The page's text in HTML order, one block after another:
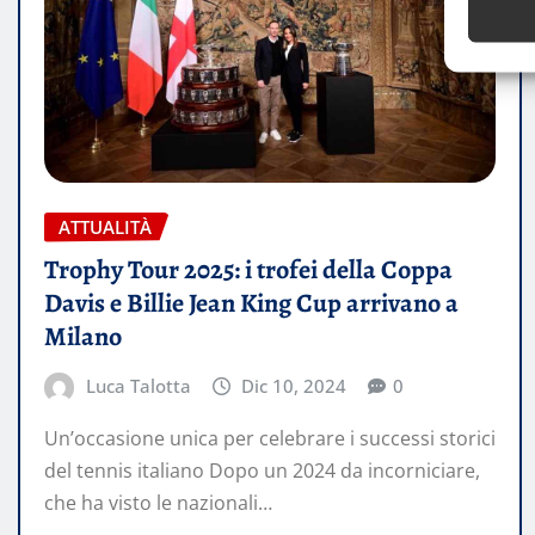
ATTUALITÀ
Trophy Tour 2025: i trofei della Coppa
Davis e Billie Jean King Cup arrivano a
Milano
Luca Talotta Dic 10, 2024 0
Un’occasione unica per celebrare i successi storici
del tennis italiano Dopo un 2024 da incorniciare,
che ha visto le nazionali…